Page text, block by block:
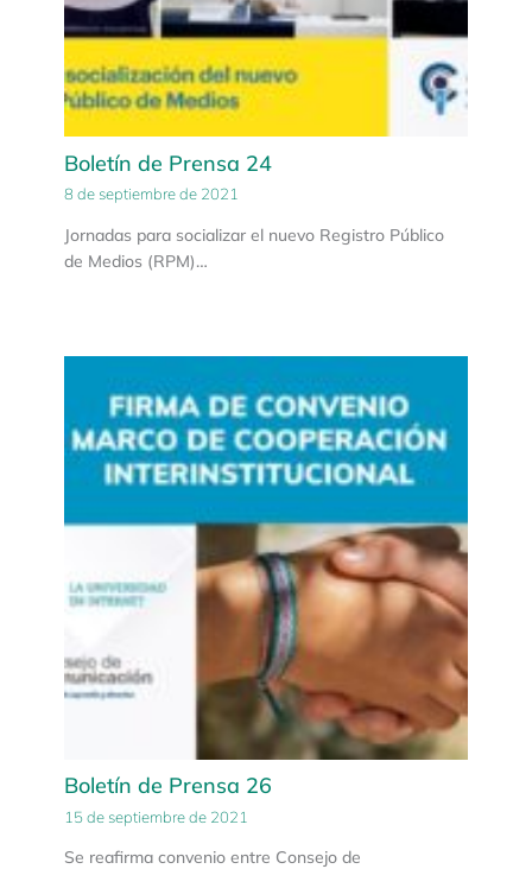
Boletín de Prensa 24
8 de septiembre de 2021
Jornadas para socializar el nuevo Registro Público
de Medios (RPM)…
Boletín de Prensa 26
15 de septiembre de 2021
Se reafirma convenio entre Consejo de